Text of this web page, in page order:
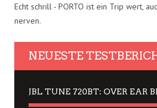
Echt schrill - PORTO ist ein Trip wert,
nerven.
NEUESTE